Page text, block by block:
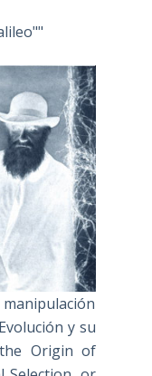
y su
Origin of